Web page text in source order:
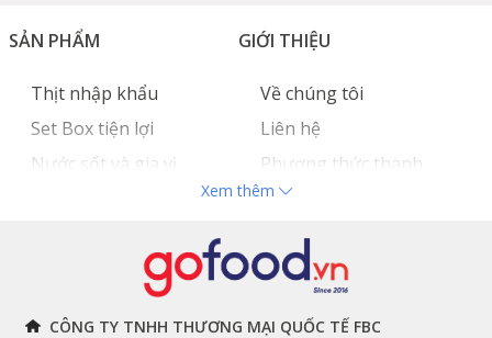
SẢN PHẨM
Thịt nhập khẩu
Set Box tiện lợi
Nước sốt và gia vị
GIỚI THIỆU
Về chúng tôi
Liên hệ
Phương thức thanh
toán
Tuyển dụng
THÔNG TIN THEO DÕI NGAY
Xem thêm
CÔNG TY TNHH THƯƠNG MẠI QUỐC TẾ FBC